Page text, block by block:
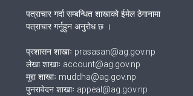
पत्राचार गर्दा सम्बन्धित शाखाको ईमेल ठेगानामा
पत्राचार गर्नुहुन अनुरोध छ ।
प्रशासन शाखाः prasasan@ag.gov.np
लेखा शाखाः account@ag.gov.np
मुद्दा शाखाः muddha@ag.gov.np
पुनरावेदन शाखाः appeal@ag.gov.np